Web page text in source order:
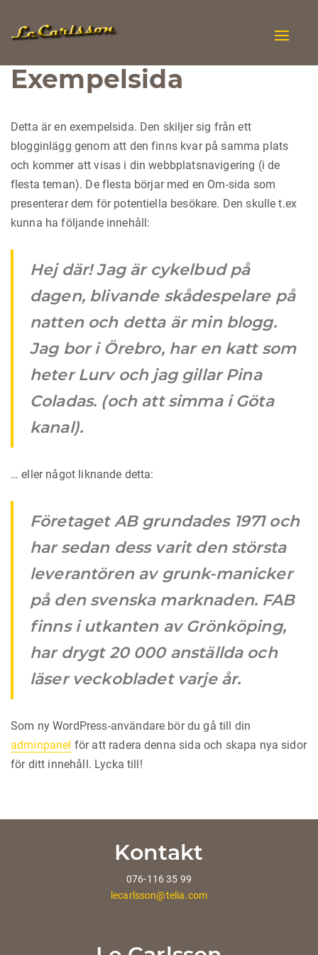
Toggle
Exempelsida
Detta är en exempelsida. Den skiljer sig från ett
blogginlägg genom att den finns kvar på samma plats
och kommer att visas i din webbplatsnavigering (i de
flesta teman). De flesta börjar med en Om-sida som
presenterar dem för potentiella besökare. Den skulle t.ex
kunna ha följande innehåll:
Hej där! Jag är cykelbud på
dagen, blivande skådespelare på
natten och detta är min blogg.
Jag bor i Örebro, har en katt som
heter Lurv och jag gillar Pina
Coladas. (och att simma i Göta
kanal).
… eller något liknande detta:
Företaget AB grundades 1971 och
har sedan dess varit den största
leverantören av grunk-manicker
på den svenska marknaden. FAB
finns i utkanten av Grönköping,
har drygt 20 000 anställda och
läser veckobladet varje år.
Som ny WordPress-användare bör du gå till din
adminpanel för att radera denna sida och skapa nya sidor
för ditt innehåll. Lycka till!
Kontakt
076-116 35 99
lecarlsson@telia.com